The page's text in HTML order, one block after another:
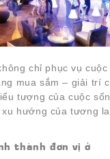
chỉ phục vụ cuộc
mua sắm – giải trí
tượng của cuộc
hướng của tương
thành đơn vị ở